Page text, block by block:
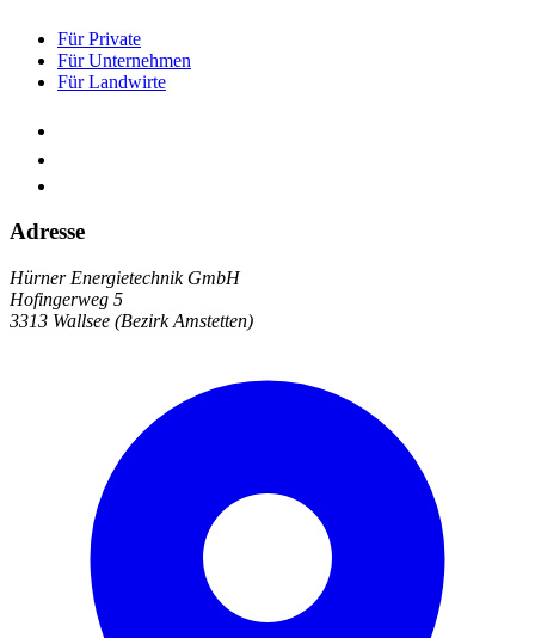
Für Private
Für Unternehmen
Für Landwirte
Adresse
Hürner Energietechnik GmbH
Hofingerweg 5
3313 Wallsee (Bezirk Amstetten)